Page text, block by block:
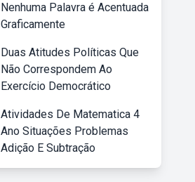
Nenhuma Palavra é Acentuada
Graficamente
Duas Atitudes Políticas Que
Não Correspondem Ao
Exercício Democrático
Atividades De Matematica 4
Ano Situações Problemas
Adição E Subtração